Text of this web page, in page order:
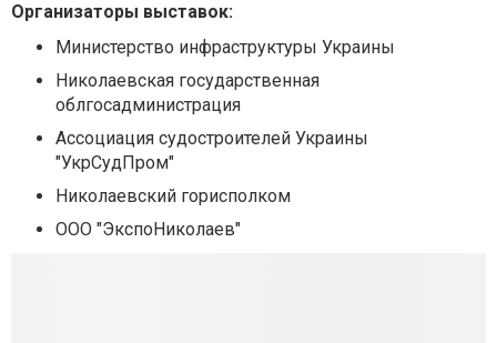
Организаторы выставок:
Министерство инфраструктуры Украины
Николаевская государственная
облгосадминистрация
Ассоциация судостроителей Украины
"УкрСудПром"
Николаевский горисполком
ООО "ЭкспоНиколаев"